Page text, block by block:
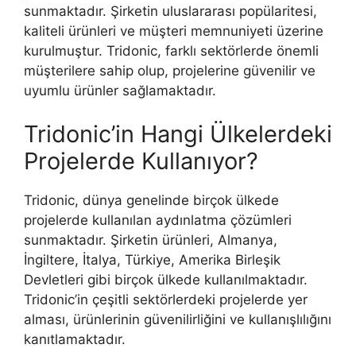
sunmaktadır. Şirketin uluslararası popülaritesi,
kaliteli ürünleri ve müşteri memnuniyeti üzerine
kurulmuştur. Tridonic, farklı sektörlerde önemli
müşterilere sahip olup, projelerine güvenilir ve
uyumlu ürünler sağlamaktadır.
Tridonic’in Hangi Ülkelerdeki
Projelerde Kullanıyor?
Tridonic, dünya genelinde birçok ülkede
projelerde kullanılan aydınlatma çözümleri
sunmaktadır. Şirketin ürünleri, Almanya,
İngiltere, İtalya, Türkiye, Amerika Birleşik
Devletleri gibi birçok ülkede kullanılmaktadır.
Tridonic’in çeşitli sektörlerdeki projelerde yer
alması, ürünlerinin güvenilirliğini ve kullanışlılığını
kanıtlamaktadır.